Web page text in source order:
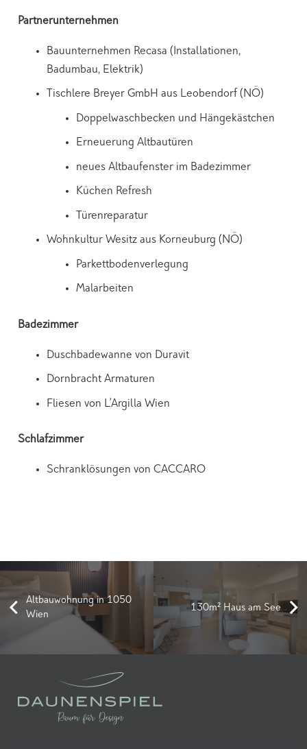
Partnerunternehmen
Bauunternehmen Recasa (Installationen,
Badumbau, Elektrik)
Tischlere Breyer GmbH aus Leobendorf (NÖ)
Doppelwaschbecken und Hängekästchen
Erneuerung Altbautüren
neues Altbaufenster im Badezimmer
Küchen Refresh
Türenreparatur
Wohnkultur Wesitz aus Korneuburg (NÖ)
Parkettbodenverlegung
Malarbeiten
Badezimmer
Duschbadewanne von Duravit
Dornbracht Armaturen
Fliesen von L’Argilla Wien
Schlafzimmer
Schranklösungen von CACCARO
Altbauwohnung in 1050
Wien
130m² Haus am See